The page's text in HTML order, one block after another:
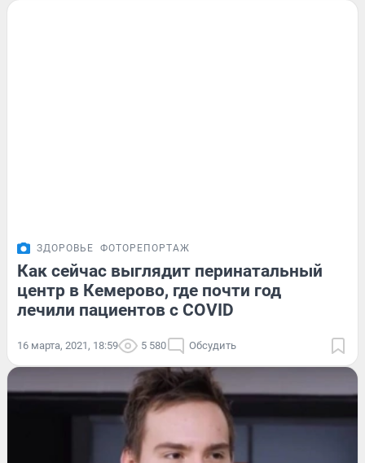
ЗДОРОВЬЕ ФОТОРЕПОРТАЖ
Как сейчас выглядит перинатальный
центр в Кемерово, где почти год
лечили пациентов с COVID
16 марта, 2021, 18:59 5 580 Обсудить